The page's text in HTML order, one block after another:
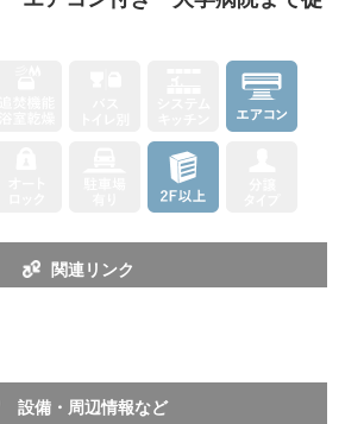
関連リンク
設備・周辺情報など